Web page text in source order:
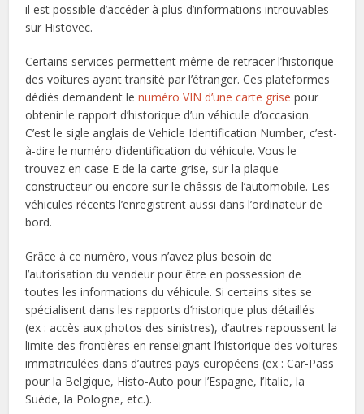
il est possible d’accéder à plus d’informations introuvables
sur Histovec.
Certains services permettent même de retracer l’historique
des voitures ayant transité par l’étranger. Ces plateformes
dédiés demandent lenuméro VIN d’une carte grise pour
obtenir le rapport d’historique d’un véhicule d’occasion.
C’est le sigle anglais de Vehicle Identification Number, c’est-
à-dire le numéro d’identification du véhicule. Vous le
trouvez en case E de la carte grise, sur la plaque
constructeur ou encore sur le châssis de l’automobile. Les
véhicules récents l’enregistrent aussi dans l’ordinateur de
bord.
Grâce à ce numéro, vous n’avez plus besoin de
l’autorisation du vendeur pour être en possession de
toutes les informations du véhicule. Si certains sites se
spécialisent dans les rapports d’historique plus détaillés
(ex : accès aux photos des sinistres), d’autres repoussent la
limite des frontières en renseignant l’historique des voitures
immatriculées dans d’autres pays européens (ex : Car-Pass
pour la Belgique, Histo-Auto pour l’Espagne, l’Italie, la
Suède, la Pologne, etc.).